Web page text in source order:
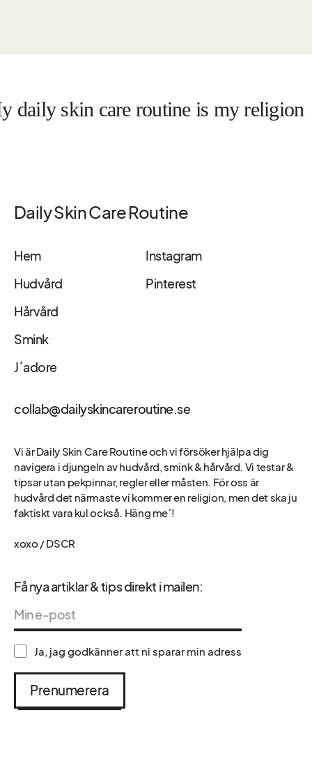
skin care routine is my religion
Daily Skin Care Routine
Hem
Hudvård
Hårvård
Smink
J´adore
Instagram
Pinterest
collab@dailyskincareroutine.se
Vi är Daily Skin Care Routine och vi försöker hjälpa dig
navigera i djungeln av hudvård, smink & hårvård. Vi testar &
tipsar utan pekpinnar, regler eller måsten. För oss är
hudvård det närmaste vi kommer en religion, men det ska ju
faktiskt vara kul också. Häng me´!
xoxo / DSCR
Få nya artiklar & tips direkt i mailen:
Ja, jag godkänner att ni sparar min adress